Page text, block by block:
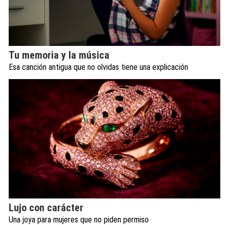
Tu memoria y la música
Esa canción antigua que no olvidas tiene una explicación
Lujo con carácter
Una joya para mujeres que no piden permiso